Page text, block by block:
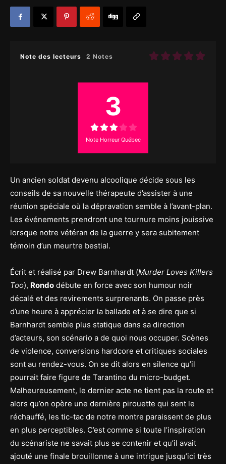
Note des lecteurs 2 Notes
3
Note Horreur Québec
Un ancien soldat devenu alcoolique décide sous les
conseils de sa nouvelle thérapeute d’assister à une
réunion spéciale où la dépravation semble à l’avant-plan.
Les événements prendront une tournure moins jouissive
lorsque notre vétéran de la guerre y sera subitement
témoin d’un meurtre bestial.
Écrit et réalisé par Drew Barnhardt (Murder Loves Killers
Too), Rondo débute en force avec son humour noir
décalé et des revirements surprenants. On passe près
d’une heure à apprécier la ballade et à se dire que si
Barnhardt semble plus statique dans sa direction
d’acteurs, son scénario a de quoi nous occuper. Scènes
de violence, conversions hardcore et critiques sociales
sont au rendez-vous. On se dit alors en silence qu’il
pourrait faire figure de Tarantino du micro-budget.
Malheureusement, le dernier acte ne tient pas la route et
alors qu’on opère une dernière pirouette qui sent le
réchauffé, les tic-tac de notre montre paraissent de plus
en plus perceptibles. C’est comme si toute l’inspiration
du scénariste ne savait plus se contenir et qu’il avait
ajouté une finale brouillonne à une intrigue jusqu’ici très